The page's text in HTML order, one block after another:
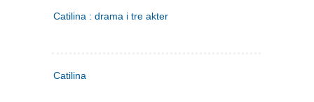
Catilina : drama i tre akter
Catilina